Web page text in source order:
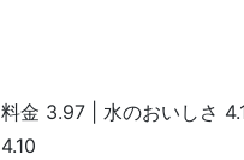
料金 3.97 | 水のおいしさ
4.10